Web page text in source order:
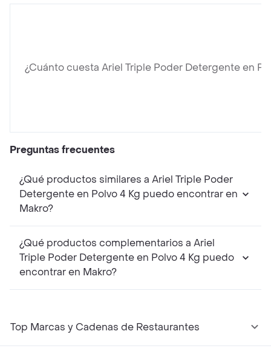
¿Cuánto cuesta Ariel Triple Poder Detergente en
Preguntas frecuentes
¿Qué productos similares a Ariel Triple Poder
Detergente en Polvo 4 Kg puedo encontrar en
Makro?
¿Qué productos complementarios a Ariel
Triple Poder Detergente en Polvo 4 Kg puedo
encontrar en Makro?
Top Marcas y Cadenas de Restaurantes